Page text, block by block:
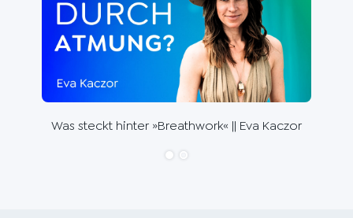
Was steckt hinter »Breathwork« || Eva Kaczor